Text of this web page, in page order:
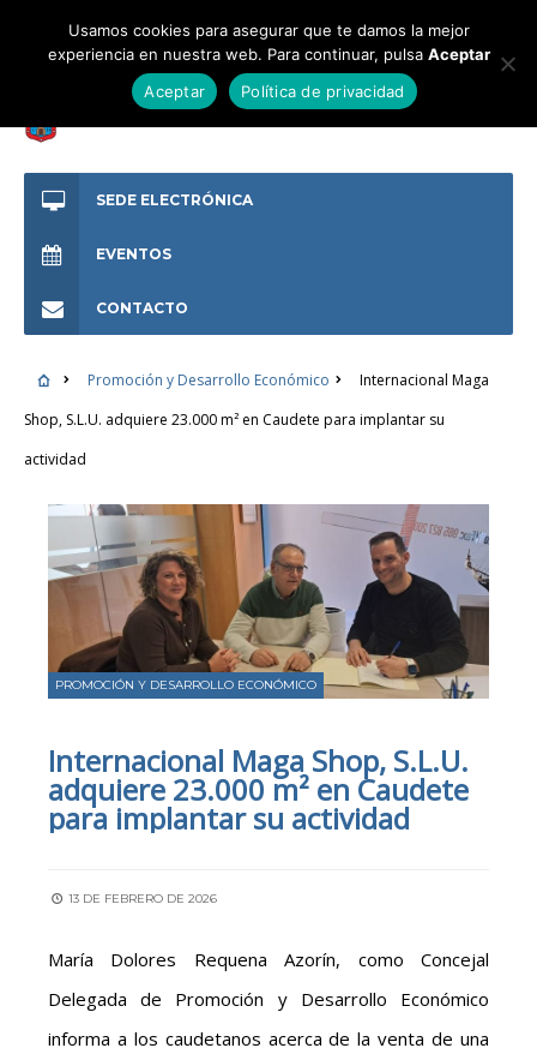
SEDE ELECTRÓNICA
EVENTOS
CONTACTO
Promoción y Desarrollo Económico
Internacional Maga
Shop, S.L.U. adquiere 23.000 m² en Caudete para implantar su
actividad
PROMOCIÓN Y DESARROLLO ECONÓMICO
Internacional Maga Shop, S.L.U.
adquiere 23.000 m² en Caudete
para implantar su actividad
13 DE FEBRERO DE 2026
María Dolores Requena Azorín, como Concejal
Delegada de Promoción y Desarrollo Económico
informa a los caudetanos acerca de la venta de una
Usamos cookies para asegurar que te damos la mejor
experiencia en nuestra web. Para continuar, pulsa Aceptar
Aceptar
Política de privacidad